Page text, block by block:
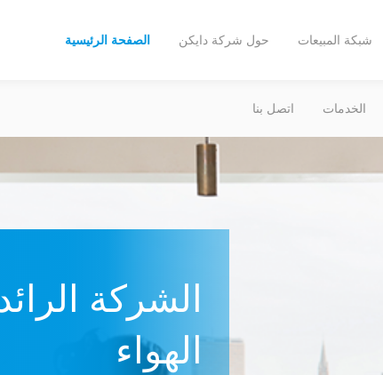
الصفحة الرئيسية حول شركة دايكن شبكة المبيعات
الخدمات اتصل بنا
الشركة
الهواء